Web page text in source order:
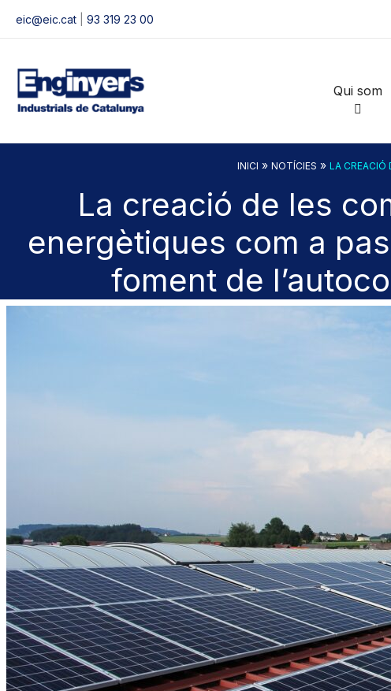
eic@eic.cat 93 319 23 00
Qui som
INICI » NOTÍCIES » LA CREACIÓ
La creació de les
energètiques com a
foment de